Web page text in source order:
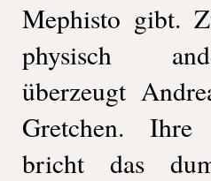
Mephisto gibt.
physisch
überzeugt
Gretchen. Ihre
bricht das